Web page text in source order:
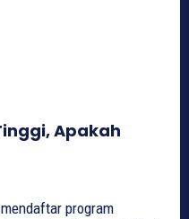
Apakah
program